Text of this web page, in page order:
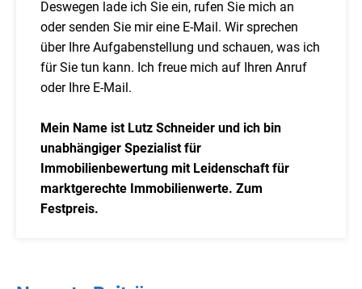
Deswegen lade ich Sie ein, rufen Sie mich an
oder senden Sie mir eine E-Mail. Wir sprechen
über Ihre Aufgabenstellung und schauen, was ich
für Sie tun kann. Ich freue mich auf Ihren Anruf
oder Ihre E-Mail.
Mein Name ist Lutz Schneider und ich bin
unabhängiger Spezialist für
Immobilienbewertung mit Leidenschaft für
marktgerechte Immobilienwerte. Zum
Festpreis.